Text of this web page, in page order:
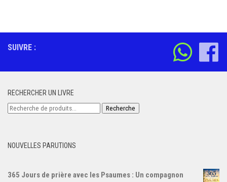
SUIVRE :
RECHERCHER UN LIVRE
Recherche
Recherche
NOUVELLES PARUTIONS
365 Jours de prière avec les Psaumes : Un compagnon